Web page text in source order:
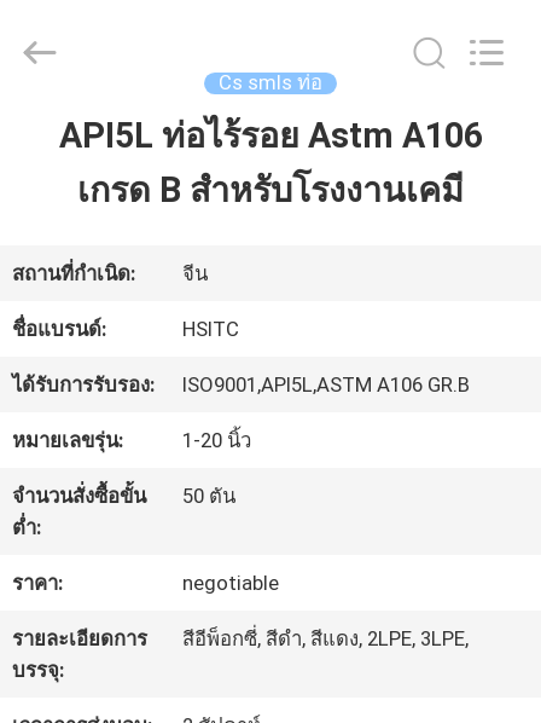
บ้าน
เกี่ยว
กับ
เรา
ทัวร์
โรงงาน
การ
ควบคุม
Synda
International
Cs smls ท่อ
API5L ท่อไร้รอย Astm A106
เกรด B สําหรับโรงงานเคมี
สถานที่กำเนิด: จีน
ชื่อแบรนด์: HSITC
ได้รับการรับรอง: ISO9001,API5L,ASTM A106 GR.B
หมายเลขรุ่น: 1-20 นิ้ว
จำนวนสั่งซื้อขั้น
ต่ำ:
50 ตัน
ราคา: negotiable
รายละเอียดการ
บรรจุ:
สีอีพ็อกซี่, สีดำ, สีแดง, 2LPE, 3LPE,